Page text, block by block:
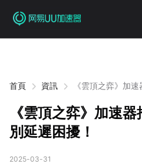
首頁 資訊
《雲頂之弈》加
《雲頂之弈》加速
別延遲困擾！
2025-03-31